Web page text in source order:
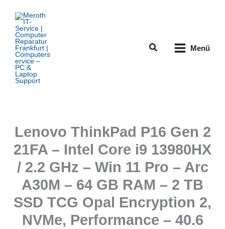
Inhalt
springen
Suchen Menü
Lenovo ThinkPad P16 Gen 2
21FA – Intel Core i9 13980HX
/ 2.2 GHz – Win 11 Pro – Arc
A30M – 64 GB RAM – 2 TB
SSD TCG Opal Encryption 2,
NVMe, Performance – 40.6